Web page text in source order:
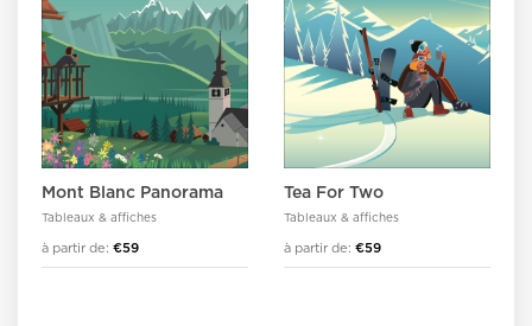
Mont Blanc Panorama
Tableaux & affiches
à partir de: €59
Tea For Two
Tableaux & affiches
à partir de: €59